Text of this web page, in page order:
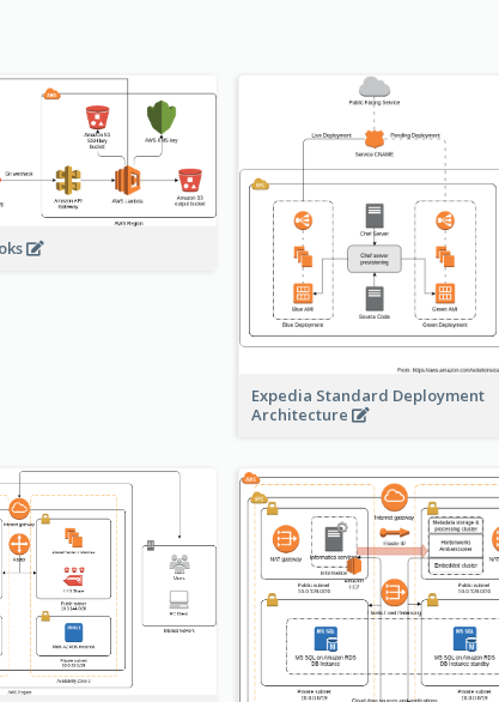
Expedia Standard Deployment
Architecture